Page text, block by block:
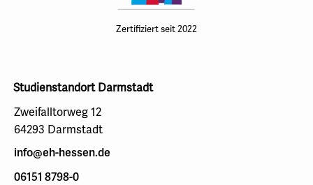
Zertifiziert seit 2022
Studienstandort Darmstadt
Zweifalltorweg 12
64293 Darmstadt
info@eh-hessen.de
06151 8798-0